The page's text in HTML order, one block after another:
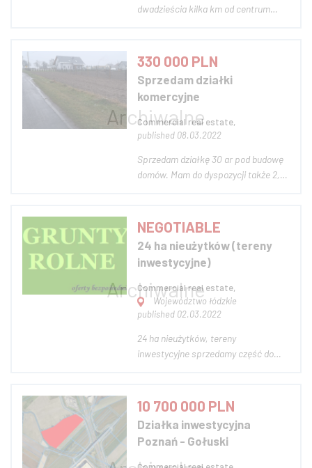
dwadzieścia kilka km od centrum
przestrzennego zostały sporządzone
w celu realizacji całościowej i
komplementarnej koncepcji
zagospodarowania wszystkich...
330 000 PLN
Sprzedam działki
komercyjne
Commercial real estate,
published 08.03.2022
Sprzedam działkę 30 ar pod budowę
domów. Mam do dyspozycji także 2,85
wymagane warunki do tego typu
przedsięwzięcia. Ekspozycja
południowa terenu, brak zacienienia,
odpowiednie podło...
NEGOTIABLE
24 ha nieużytków (tereny
inwestycyjne)
Commercial real estate,
Województwo łódzkie
published 02.03.2022
24 ha nieużytków, tereny
inwestycyjne sprzedamy część do
łódzkie od zainteresowanych
oczekujemy pełnych danych
kontaktowych BN dziękujemy
10 700 000 PLN
Działka inwestycyjna
Poznań - Gołuski